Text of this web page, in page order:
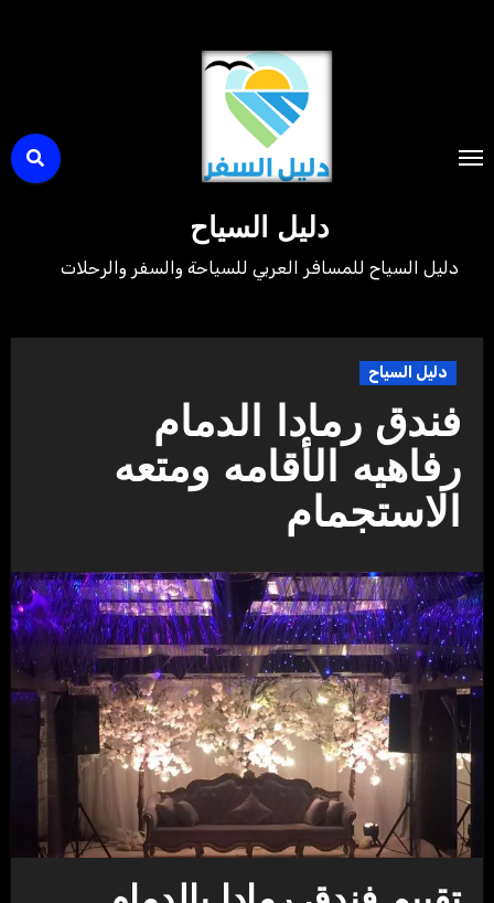
دليل السياح
دليل السياح للمسافر العربي للسياحة والسفر والرحلات
دليل السياح
فندق رمادا الدمام
رفاهيه الأقامه ومتعه
الاستجمام